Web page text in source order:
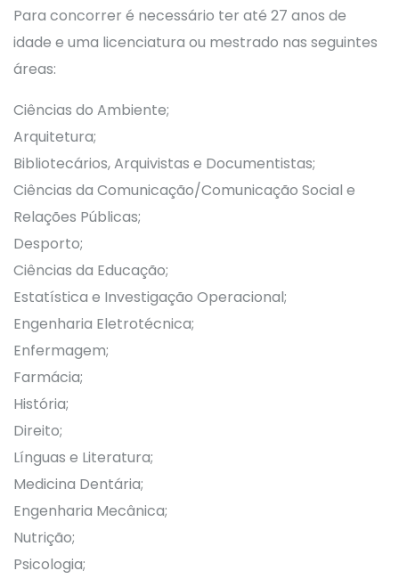
​​​​Para concorrer é necessário ter até 27 anos de
idade e uma licenciatura ou mestrado nas seguintes
áreas:
Ciências do Ambiente;
Arquitetura;
Bibliotecários, Arquivistas e Documentistas;
Ciências da Comunicação/Comunicação Social e
Relações Públicas;
Desporto;
Ciências da Educação;
Estatística e Investigação Operacional;
Engenharia Eletrotécnica;
Enfermagem;
Farmácia;
História;
Direito;
Línguas e Literatura;
Medicina Dentária;
Engenharia Mecânica;
Nutrição;
Psicologia;